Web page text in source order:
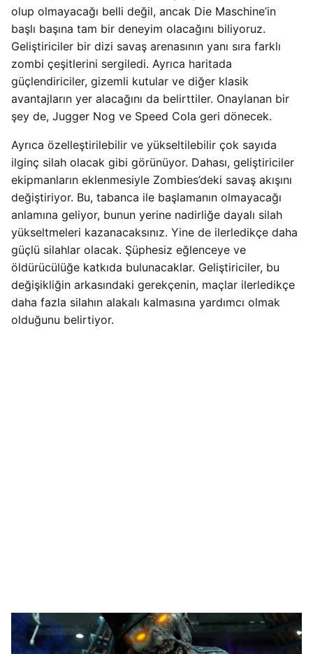
olup olmayacağı belli değil, ancak Die Maschine’in
başlı başına tam bir deneyim olacağını biliyoruz.
Geliştiriciler bir dizi savaş arenasının yanı sıra farklı
zombi çeşitlerini sergiledi. Ayrıca haritada
güçlendiriciler, gizemli kutular ve diğer klasik
avantajların yer alacağını da belirttiler. Onaylanan bir
şey de, Jugger Nog ve Speed ​​Cola geri dönecek.
Ayrıca özelleştirilebilir ve yükseltilebilir çok sayıda
ilginç silah olacak gibi görünüyor. Dahası, geliştiriciler
ekipmanların eklenmesiyle Zombies’deki savaş akışını
değiştiriyor. Bu, tabanca ile başlamanın olmayacağı
anlamına geliyor, bunun yerine nadirliğe dayalı silah
yükseltmeleri kazanacaksınız. Yine de ilerledikçe daha
güçlü silahlar olacak. Şüphesiz eğlenceye ve
öldürücülüğe katkıda bulunacaklar. Geliştiriciler, bu
değişikliğin arkasındaki gerekçenin, maçlar ilerledikçe
daha fazla silahın alakalı kalmasına yardımcı olmak
olduğunu belirtiyor.